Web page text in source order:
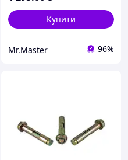
Купити
Mr.Master 96%